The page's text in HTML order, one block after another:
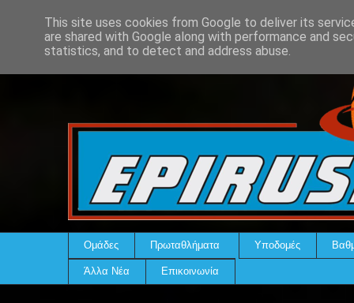
Ομάδες Πρωταθλήματα Υποδομές
Άλλα Νέα Επικοινωνία
This site uses cookies from Google to deliver its
are shared with Google along with performance and
statistics, and to detect and address abuse.